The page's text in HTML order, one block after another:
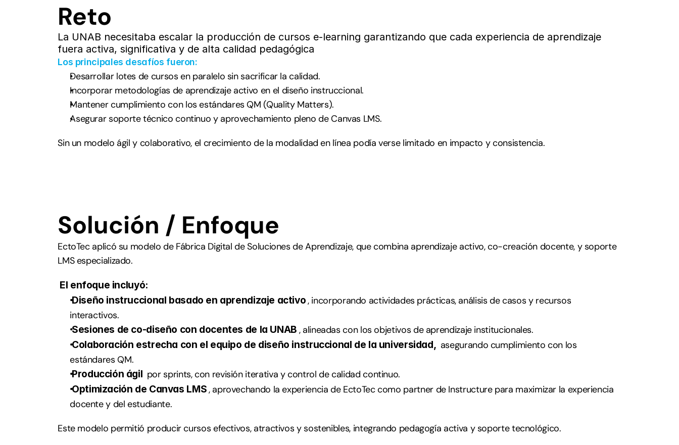
Reto
La UNAB necesitaba escalar la producción de cursos e-learning garantizando que cada experiencia de aprendizaje
fuera activa, significativa y de alta calidad pedagógica
Los principales desafíos fueron:
Desarrollar lotes de cursos en paralelo sin sacrificar la calidad.
Incorporar metodologías de aprendizaje activo en el diseño instruccional.
Mantener cumplimiento con los estándares QM (Quality Matters).
Asegurar soporte técnico continuo y aprovechamiento pleno de Canvas LMS.
Sin un modelo ágil y colaborativo, el crecimiento de la modalidad en línea podía verse limitado en impacto y consistencia.
Solución / Enfoque
EctoTec aplicó su modelo de Fábrica Digital de Soluciones de Aprendizaje, que combina aprendizaje activo, co-creación docente, y soporte
LMS especializado.
El enfoque incluyó:
Diseño instruccional basado en aprendizaje activo, incorporando actividades prácticas, análisis de casos y recursos
interactivos.
Sesiones de co-diseño con docentes de la UNAB , alineadas con los objetivos de aprendizaje institucionales.
Colaboración estrecha con el equipo de diseño instruccional de la universidad, asegurando cumplimiento con los
estándares QM.
Producción ágil por sprints, con revisión iterativa y control de calidad continuo.
Optimización de Canvas LMS, aprovechando la experiencia de EctoTec como partner de Instructure para maximizar la experiencia
docente y del estudiante.
Este modelo permitió producir cursos efectivos, atractivos y sostenibles, integrando pedagogía activa y soporte tecnológico.